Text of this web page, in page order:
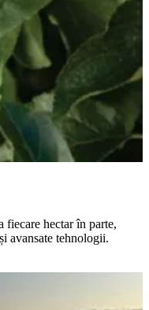
hectar în parte,
avansate tehnologii.